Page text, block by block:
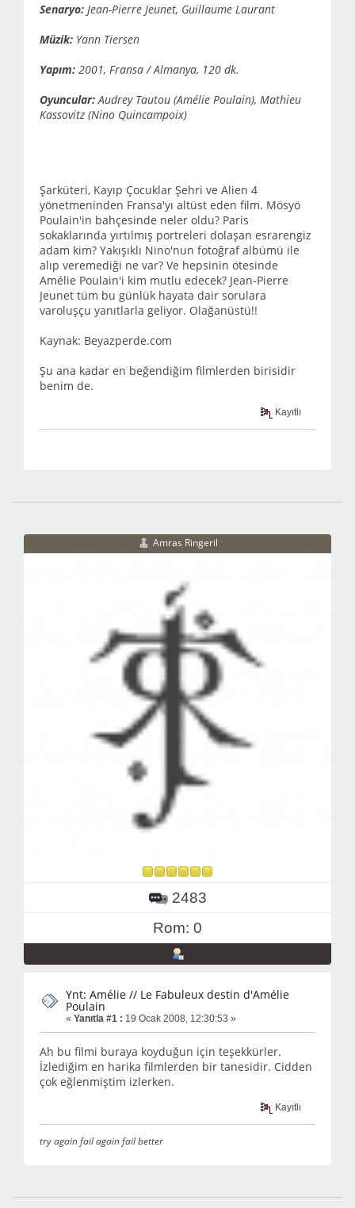
Senaryo: Jean-Pierre Jeunet, Guillaume Laurant
Müzik: Yann Tiersen
Yapım: 2001, Fransa / Almanya, 120 dk.
Oyuncular:Audrey Tautou (Amélie Poulain), Mathieu
Kassovitz (Nino Quincampoix)
Şarküteri, Kayıp Çocuklar Şehri ve Alien 4
yönetmeninden Fransa'yı altüst eden film. Mösyö
Poulain'in bahçesinde neler oldu? Paris
sokaklarında yırtılmış portreleri dolaşan esrarengiz
adam kim? Yakışıklı Nino'nun fotoğraf albümü ile
alıp veremediği ne var? Ve hepsinin ötesinde
Amélie Poulain'i kim mutlu edecek? Jean-Pierre
Jeunet tüm bu günlük hayata dair sorulara
varoluşçu yanıtlarla geliyor. Olağanüstü!!
Kaynak: Beyazperde.com
Şu ana kadar en beğendiğim filmlerden birisidir
benim de.
Kayıtlı
Amras Ringeril
2483
Rom: 0
Ynt: Amélie // Le Fabuleux destin d'Amélie
Poulain
« Yanıtla #1 : 19 Ocak 2008, 12:30:53 »
Ah bu filmi buraya koyduğun için teşekkürler.
İzlediğim en harika filmlerden bir tanesidir. Cidden
çok eğlenmiştim izlerken.
Kayıtlı
try again fail again fail better